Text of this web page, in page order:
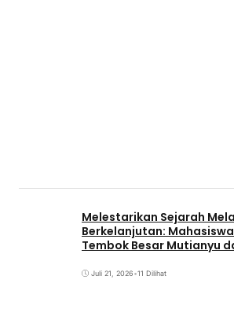
Melestarikan Sejarah
Berkelanjutan: Mahasiswa
Tembok Besar Mutianyu
Juli 21, 2026•11 Dilihat